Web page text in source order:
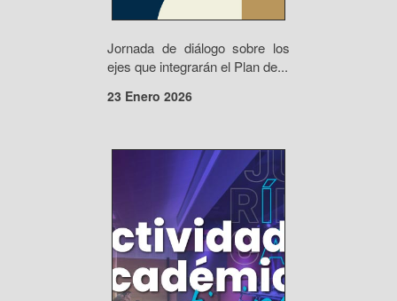
Jornada de diálogo sobre los
ejes que integrarán el Plan de...
23 Enero 2026